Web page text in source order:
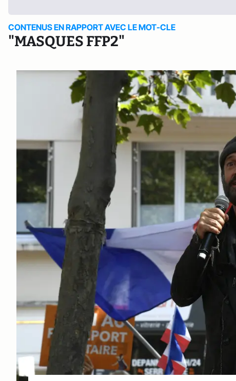
CONTENUS EN RAPPORT AVEC LE MOT-CLE
"MASQUES FFP2"